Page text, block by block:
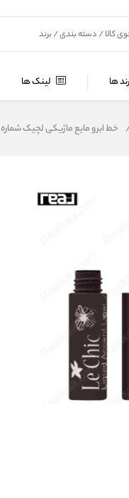
ها لینک ها
خط ابرو مایع ماژیکی لچیک شماره 540 Lechic Liquid Accent Liner